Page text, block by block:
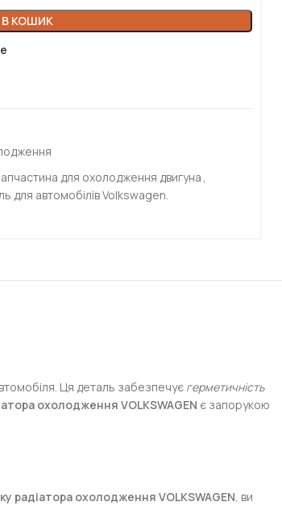
КОШИК
для охолодження двигуна ,
для автомобілів Volkswagen.
Ця деталь забезпечує герметичність
охолодження VOLKSWAGEN є запорукою
радіатора охолодження VOLKSWAGEN, ви